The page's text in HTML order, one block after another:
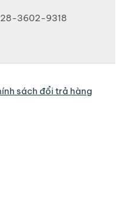
3602-9318
sách đổi trả hàng